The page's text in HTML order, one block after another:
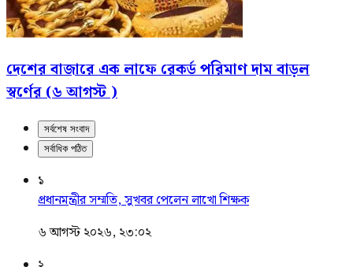
দেশের বাজারে এক লাফে রেকর্ড পরিমাণ দাম বাড়ল
স্বর্ণের (৬ আগস্ট )
সর্বশেষ সংবাদ
সর্বাধিক পঠিত
১
প্রধানমন্ত্রীর সম্মতি, সুখবর পেলেন লাখো শিক্ষক
৬ আগস্ট ২০২৬, ২৩:০২